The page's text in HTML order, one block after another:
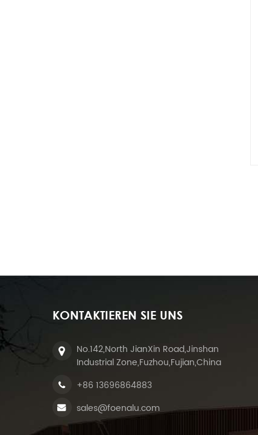
KONTAKTIEREN SIE UNS
No.142,North JianXin Road,Jinshan
Industrial Zone,Fuzhou,Fujian,China
+86 13696864883
sales@foenalu.com